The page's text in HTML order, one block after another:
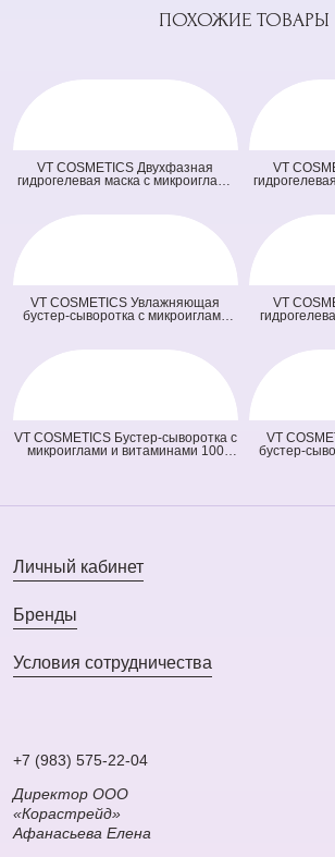
ПОХОЖИЕ ТОВАРЫ
VT COSMETICS Двухфазная
гидрогелевая маска с микроиглами
(оранжевая) (33 гр + 1,5 гр)
VT
VT COSMETICS Увлажняющая
бустер-сыворотка с микроиглами
VT
VT COSMETICS Бустер-сыворотка с
микроиглами и витаминами 100
VT
бустер-
Личный кабинет
Бренды
Условия сотрудничества
+7 (983) 575-22-04
Директор ООО
«Корастрейд»
Афанасьева Елена